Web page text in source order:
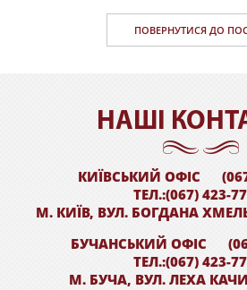
ПОВЕРНУТИСЯ ДО
НАШI
КИЇВСЬКИЙ ОФІС
ТЕЛ.:(067) 423-
М. КИЇВ, ВУЛ. БОГДАНА
БУЧАНСЬКИЙ ОФІС
ТЕЛ.:(067) 423-
М. БУЧА, ВУЛ. ЛЕХА